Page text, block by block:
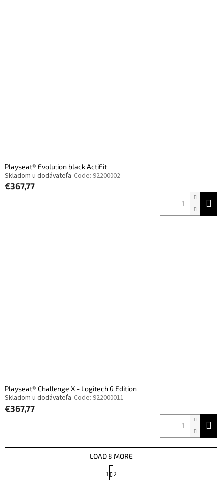
Playseat® Evolution black ActiFit
Skladom u dodávateľa Code: 92200002
€367,77
Playseat® Challenge X - Logitech G Edition
Skladom u dodávateľa Code: 922000011
€367,77
LOAD 8 MORE
a
1 2